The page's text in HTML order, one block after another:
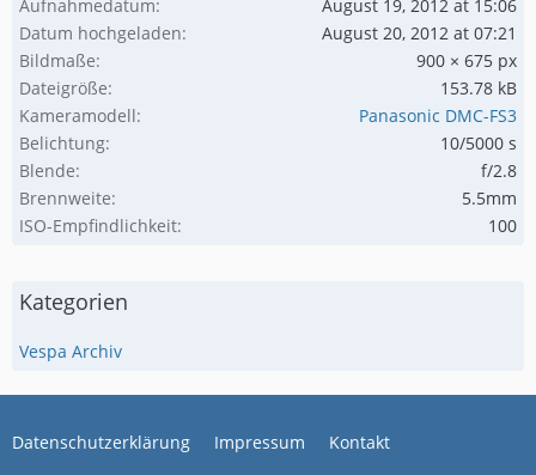
Aufnahmedatum
August 19, 2012 at 15:06
Datum hochgeladen
August 20, 2012 at 07:21
Bildmaße
900 × 675 px
Dateigröße
153.78 kB
Kameramodell
Panasonic DMC-FS3
Belichtung
10/5000 s
Blende
f/2.8
Brennweite
5.5mm
ISO-Empfindlichkeit
100
Kategorien
Vespa Archiv
Datenschutzerklärung Impressum Kontakt